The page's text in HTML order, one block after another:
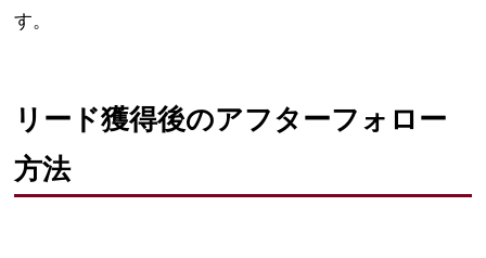
す。
リード獲得後のアフターフォロー
方法